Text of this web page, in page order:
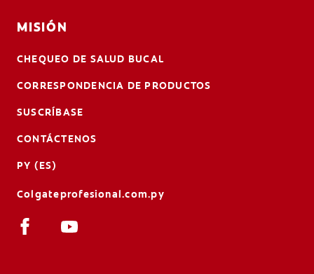
MISIÓN
CHEQUEO DE SALUD BUCAL
CORRESPONDENCIA DE PRODUCTOS
SUSCRÍBASE
CONTÁCTENOS
PY (ES)
Colgateprofesional.com.py